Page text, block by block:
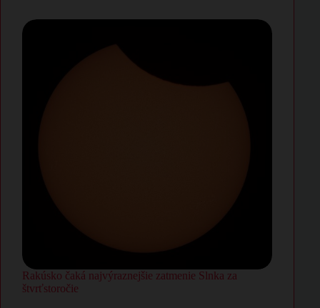
Rakúsko čaká najvýraznejšie zatmenie Slnka za
štvrťstoročie